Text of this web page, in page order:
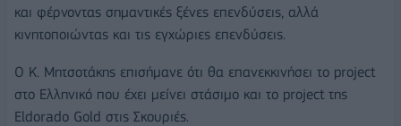
και φέρνοντας σημαντικές ξένες επενδύσεις, αλλά
κινητοποιώντας και τις εγχώριες επενδύσεις.
Ο Κ. Μητσοτάκης επισήμανε ότι θα επανεκκινήσει το project
στο Ελληνικό που έχει μείνει στάσιμο και το project της
Eldorado Gold στις Σκουριές.